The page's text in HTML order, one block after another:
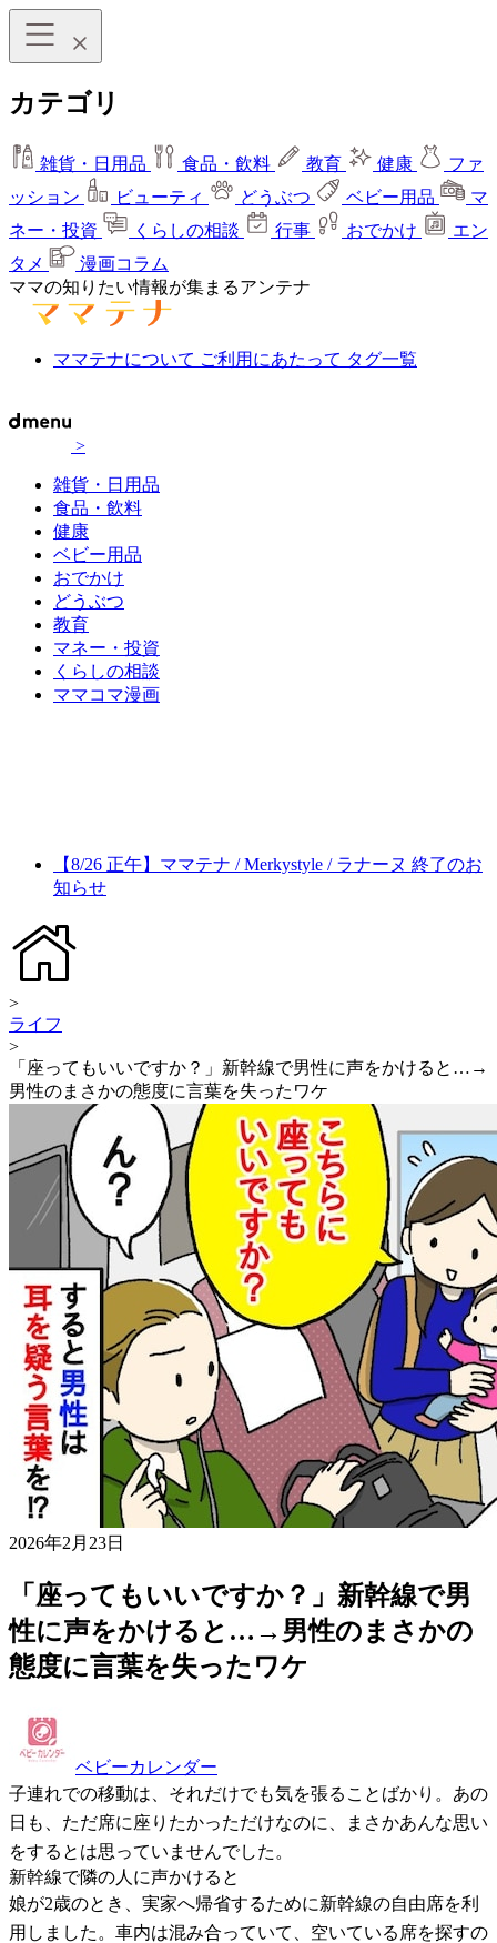
カテゴリ
雑貨・日用品 食品・飲料 教育 健康
ファ
ッション
ビューティ どうぶつ ベビー用品
マ
ネー・投資
くらしの相談 行事 おでかけ
エン
タメ
漫画コラム
ママの知りたい情報が集まるアンテナ
ママテナについて ご利用にあたって タグ一覧
>
雑貨・日用品
食品・飲料
健康
ベビー用品
おでかけ
どうぶつ
教育
マネー・投資
くらしの相談
ママコマ漫画
【8/26 正午】ママテナ / Merkystyle / ラナーヌ 終了のお
知らせ
>
ライフ
>
「座ってもいいですか？」新幹線で男性に声をかけると…→
男性のまさかの態度に言葉を失ったワケ
2026年2月23日
「座ってもいいですか？」新幹線で男
性に声をかけると…→男性のまさかの
態度に言葉を失ったワケ
ベビーカレンダー
子連れでの移動は、それだけでも気を張ることばかり。あの
日も、ただ席に座りたかっただけなのに、まさかあんな思い
をするとは思っていませんでした。
新幹線で隣の人に声かけると
娘が2歳のとき、実家へ帰省するために新幹線の自由席を利
用しました。車内は混み合っていて、空いている席を探すの